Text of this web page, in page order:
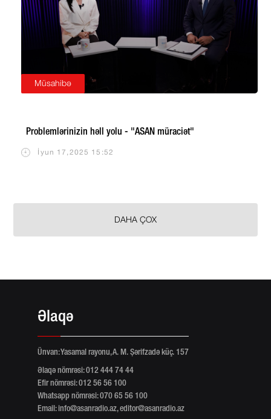
Problemlərinizin həll yolu - "ASAN müraciət"
İyun 17,2025 15:52
Müsahibə
DAHA ÇOX
Əlaqə
Ünvan: Yasamal rayonu, A. M. Şərifzadə küç. 157
Əlaqə nömrəsi: 012 444 74 44
Efir nömrəsi: 012 56 56 100
Whatsapp nömrəsi: 070 65 56 100
Email:info@asanradio.az,editor@asanradio.az